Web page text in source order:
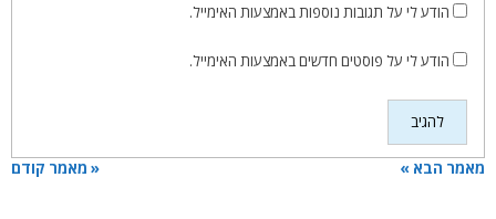
הודע לי על תגובות נוספות באמצעות האימייל.
הודע לי על פוסטים חדשים באמצעות האימייל.
« מאמר קודם מאמר הבא »